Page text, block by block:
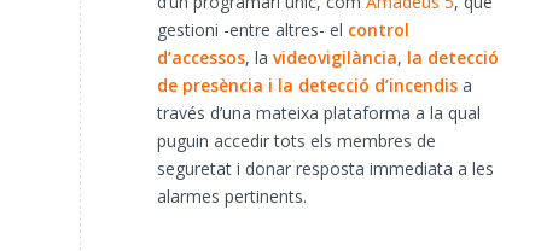
gestioni -entre altres- el control
d’accessos, la videovigilància, la detecció
de presència i la detecció d’incendisa
través d’una mateixa plataforma a la qual
puguin accedir tots els membres de
seguretat i donar resposta immediata a les
alarmes pertinents.